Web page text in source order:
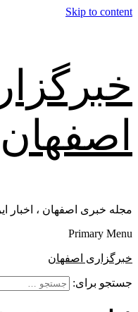
Skip to content
اصفهان
مجله خبری اصفهان ، اخبار
Primary Menu
خبرگزاری اصفهان
جستجو برای: